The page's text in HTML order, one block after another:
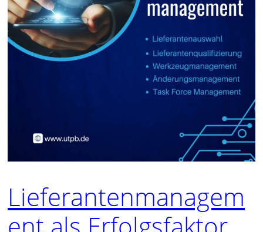
Lieferantenmanagem